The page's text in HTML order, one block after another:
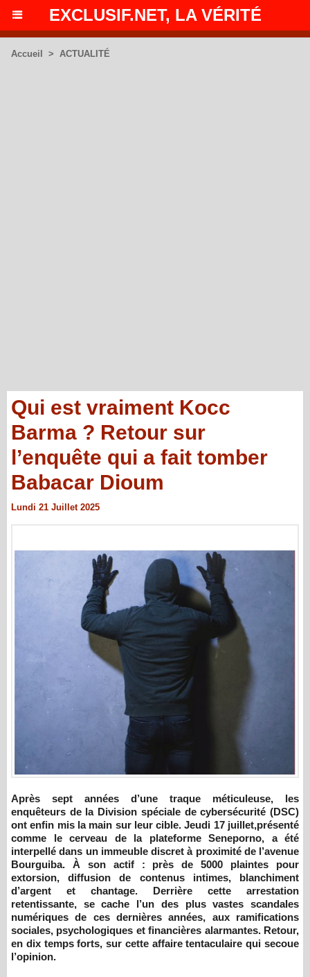
EXCLUSIF.NET, LA VÉRITÉ
Accueil > ACTUALITÉ
Qui est vraiment Kocc
Barma ? Retour sur
l’enquête qui a fait tomber
Babacar Dioum
Lundi 21 Juillet 2025
Après sept années d’une traque méticuleuse, les
enquêteurs de la Division spéciale de cybersécurité (DSC)
ont enfin mis la main sur leur cible. Jeudi 17 juillet,présenté
comme le cerveau de la plateforme Seneporno, a été
interpellé dans un immeuble discret à proximité de l’avenue
Bourguiba. À son actif : près de 5000 plaintes pour
extorsion, diffusion de contenus intimes, blanchiment
d’argent et chantage. Derrière cette arrestation
retentissante, se cache l’un des plus vastes scandales
numériques de ces dernières années, aux ramifications
sociales, psychologiques et financières alarmantes. Retour,
en dix temps forts, sur cette affaire tentaculaire qui secoue
l’opinion.